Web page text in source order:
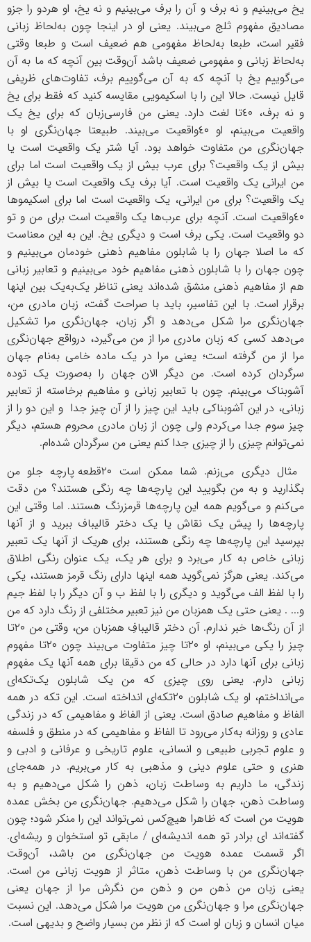
یخ می‌بینیم و نه برف و آن را برف می‌بینیم و نه یخ، او هردو را جزو
مصادیق مفهوم ثلج می‌بیند. یعنی او در اینجا چون به‌لحاظ زبانی
فقیر است، طبعا به‌لحاظ مفهومی هم ضعیف است و طبعا وقتی
به‌لحاظ زبانی و مفهومی ضعیف باشد آن‌وقت بین آنچه که ما به آن
می‌گوییم یخ با آنچه که به آن می‌گوییم برف، تفاوت‌های ظریفی
قایل نیست. حالا این را با اسکیمویی مقایسه کنید که فقط برای یخ
و نه برف، ٤٠تا لغت دارد. یعنی من فارسی‌زبان که برای یخ یک
واقعیت می‌بینم، او ٤٠واقعیت می‌بیند. طبیعتا جهان‌نگری او با
جهان‌نگری من متفاوت خواهد بود. آیا شتر یک واقعیت است یا
بیش از یک واقعیت؟ برای عرب بیش از یک واقعیت است اما برای
من ایرانی یک واقعیت است. آیا برف یک واقعیت است یا بیش از
یک واقعیت؟ برای من ایرانی، یک واقعیت است اما برای اسکیموها
٤٠واقعیت است. آنچه برای عرب‌ها یک واقعیت است برای من و تو
دو واقعیت است. یکی برف است و دیگری یخ. این به این معناست
که ما اصلا جهان را با شابلون مفاهیم ذهنی خودمان می‌بینیم و
چون جهان را با شابلون ذهنی مفاهیم خود می‌بینیم و تعابیر زبانی
هم از مفاهیم ذهنی منشق شده‌اند یعنی تناظر یک‌به‌یک بین اینها
برقرار است. با این تفاسیر، باید با صراحت گفت، زبان مادری من،
جهان‌نگری مرا شکل می‌دهد و اگر زبان، جهان‌نگری مرا تشکیل
می‌دهد کسی که زبان مادری مرا از من می‌گیرد، درواقع جهان‌نگری
مرا از من گرفته است؛ یعنی مرا در یک ماده خامی به‌نام جهان
سرگردان کرده است. من دیگر الان جهان را به‌صورت یک توده
آشوبناک می‌بینم. چون با تعابیر زبانی و مفاهیم برخاسته از تعابیر
زبانی، در این آشوبناکی باید این چیز را از آن چیز جدا و این دو را از
چیز سوم جدا می‌کردم ولی چون از زبان مادری محروم هستم، دیگر
نمی‌توانم چیزی را از چیزی جدا کنم یعنی من سرگردان شده‌ام.
مثال دیگری می‌زنم. شما ممکن است ٢٠قطعه پارچه جلو من
بگذارید و به من بگویید این پارچه‌ها چه رنگی هستند؟ من دقت
می‌کنم و می‌گویم همه این پارچه‌ها قرمزرنگ هستند. اما وقتی این
پارچه‌ها را پیش یک نقاش یا یک دختر قالیباف ببرید و از آنها
بپرسید این پارچه‌ها چه رنگی هستند، برای هریک از آنها یک تعبیر
زبانی خاص به کار می‌برد و برای هر یک، یک عنوان رنگی اطلاق
می‌کند. یعنی هرگز نمی‌گوید همه اینها دارای رنگ قرمز هستند، یکی
را با لفظ الف می‌گوید و دیگری را با لفظ ب و آن دیگر را با لفظ جیم
و... . یعنی حتی یک همزبان من نیز تعبیر مختلفی از رنگ دارد که من
از آن رنگ‌ها خبر ندارم. آن دختر قالیبافِ همزبان من، وقتی من ٢٠تا
چیز را یکی می‌بینم، او ٢٠تا چیز متفاوت می‌بیند چون ٢٠تا مفهوم
زبانی برای آنها دارد در حالی که من دقیقا برای همه آنها یک مفهوم
زبانی دارم. یعنی روی چیزی که من یک شابلون یک‌تکه‌ای
می‌انداختم، او یک شابلون ٢٠تکه‌ای انداخته است. این تکه در همه
الفاظ و مفاهیم صادق است. یعنی از الفاظ و مفاهیمی که در زندگی
عادی و روزانه به‌کار می‌رود تا الفاظ و مفاهیمی که در منطق و فلسفه
و علوم تجربی طبیعی و انسانی، علوم تاریخی و عرفانی و ادبی و
هنری و حتی علوم دینی و مذهبی به کار می‌بریم. در همه‌جای
زندگی، ما داریم به وساطت زبان، ذهن را شکل می‌دهیم و به
وساطت ذهن، جهان را شکل می‌دهیم. جهان‌نگری من بخش عمده
هویت من است که ظاهرا هیچ‌کس نمی‌تواند این را منکر شود؛ چون
گفته‌اند ‌ای برادر تو همه اندیشه‌ای / مابقی تو استخوان و ریشه‌ای.
اگر قسمت عمده هویت من جهان‌نگری من باشد، آن‌وقت
جهان‌نگری من با وساطت ذهن، متاثر از هویت زبانی من است.
یعنی زبان من ذهن من و ذهن من نگرش مرا از جهان یعنی
جهان‌نگری مرا و جهان‌نگری من هویت مرا شکل می‌دهد. این نسبت
میان انسان و زبان او است که از نظر من بسیار واضح و بدیهی است.